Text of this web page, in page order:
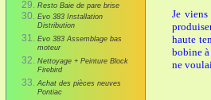
Resto Baie de pare brise
Evo 383 Installation
Distribution
Evo 383 Assemblage bas
moteur
Nettoyage + Peinture Block
Firebird
Achat des pièces neuves
Pontiac
Je
haute
bobine à
ne